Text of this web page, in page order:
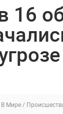
16
В Мире /